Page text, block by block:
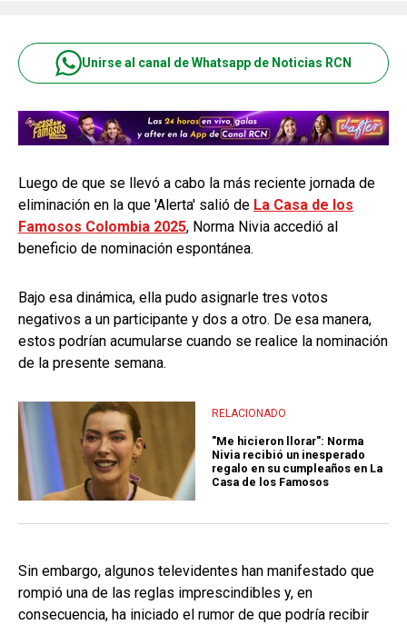
Unirse al canal de Whatsapp de Noticias RCN
Luego de que se llevó a cabo la más reciente jornada de
eliminación en la que 'Alerta' salió de La Casa de los
Famosos Colombia 2025, Norma Nivia accedió al
beneficio de nominación espontánea.
Bajo esa dinámica, ella pudo asignarle tres votos
negativos a un participante y dos a otro. De esa manera,
estos podrían acumularse cuando se realice la nominación
de la presente semana.
RELACIONADO
"Me hicieron llorar": Norma
Nivia recibió un inesperado
regalo en su cumpleaños en La
Casa de los Famosos
Sin embargo, algunos televidentes han manifestado que
rompió una de las reglas imprescindibles y, en
consecuencia, ha iniciado el rumor de que podría recibir